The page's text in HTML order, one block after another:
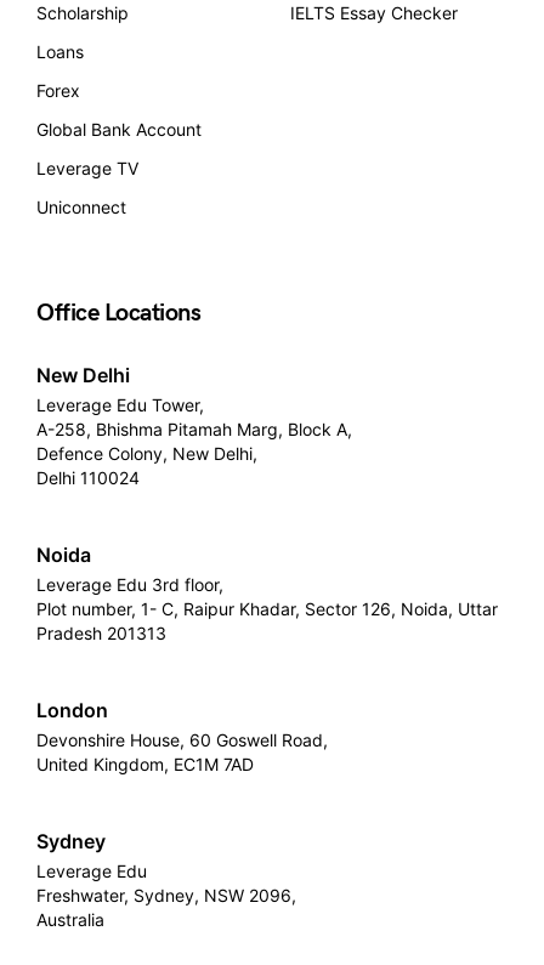
Scholarship
Loans
Forex
Global Bank Account
Leverage TV
Uniconnect
IELTS Essay Checker
Office Locations
New Delhi
Leverage Edu Tower,
A-258, Bhishma Pitamah Marg, Block A,
Defence Colony, New Delhi,
Delhi 110024
Noida
Leverage Edu 3rd floor,
Plot number, 1- C, Raipur Khadar, Sector 126, Noida, Uttar
Pradesh 201313
London
Devonshire House, 60 Goswell Road,
United Kingdom, EC1M 7AD
Sydney
Leverage Edu
Freshwater, Sydney, NSW 2096,
Australia